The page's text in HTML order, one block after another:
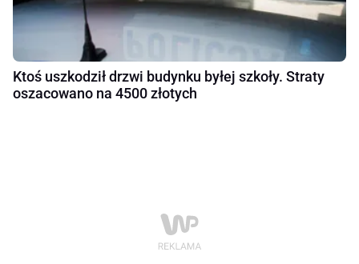
Ktoś uszkodził drzwi budynku byłej szkoły. Straty
oszacowano na 4500 złotych